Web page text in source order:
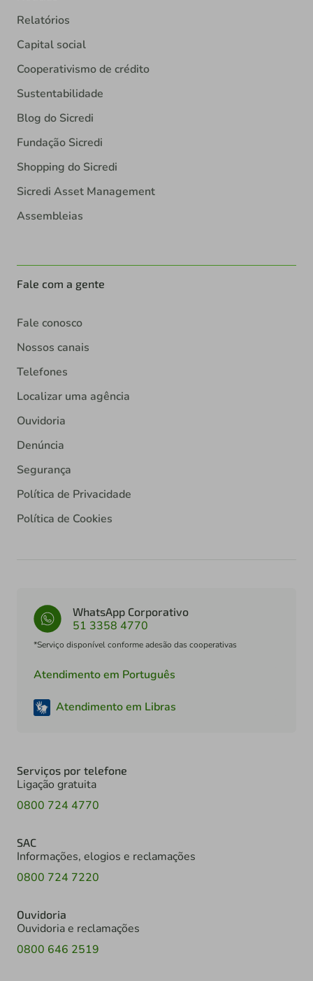
Relatórios
Capital social
Cooperativismo de crédito
Sustentabilidade
Blog do Sicredi
Fundação Sicredi
Shopping do Sicredi
Sicredi Asset Management
Assembleias
Fale com a gente
Fale conosco
Nossos canais
Telefones
Localizar uma agência
Ouvidoria
Denúncia
Segurança
Política de Privacidade
Política de Cookies
WhatsApp Corporativo
51 3358 4770
*Serviço disponível conforme adesão das cooperativas
Atendimento em Português
Atendimento em Libras
Serviços por telefone
Ligação gratuita
0800 724 4770
SAC
Informações, elogios e reclamações
0800 724 7220
Ouvidoria
Ouvidoria e reclamações
0800 646 2519